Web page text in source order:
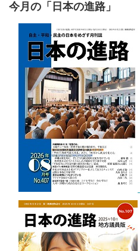
今月の「日本の進路」